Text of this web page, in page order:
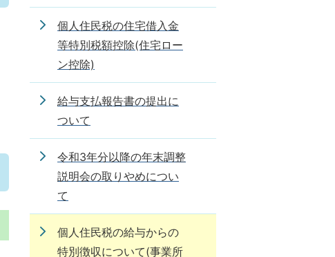
個人住民税の住宅借入金
等特別税額控除(住宅ロー
ン控除)
給与支払報告書の提出に
ついて
令和3年分以降の年末調整
説明会の取りやめについ
て
個人住民税の給与からの
特別徴収について(事業所